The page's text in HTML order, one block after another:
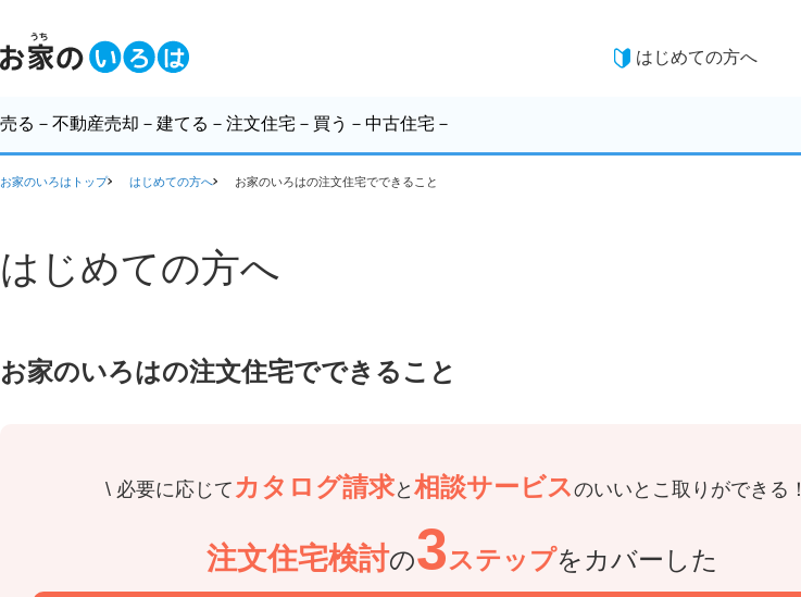
はじめての方へ
売る －不動産売却－ 建てる －注文住宅－ 買う －中古住宅－
お家のいろはトップ はじめての方へ お家のいろはの注文住宅でできること
はじめての方へ
お家のいろはの注文住宅でできること
必要に応じて カタログ請求と 相談サービスのいいとこ取りができる！
注文住宅検討の3ステップをカバーした